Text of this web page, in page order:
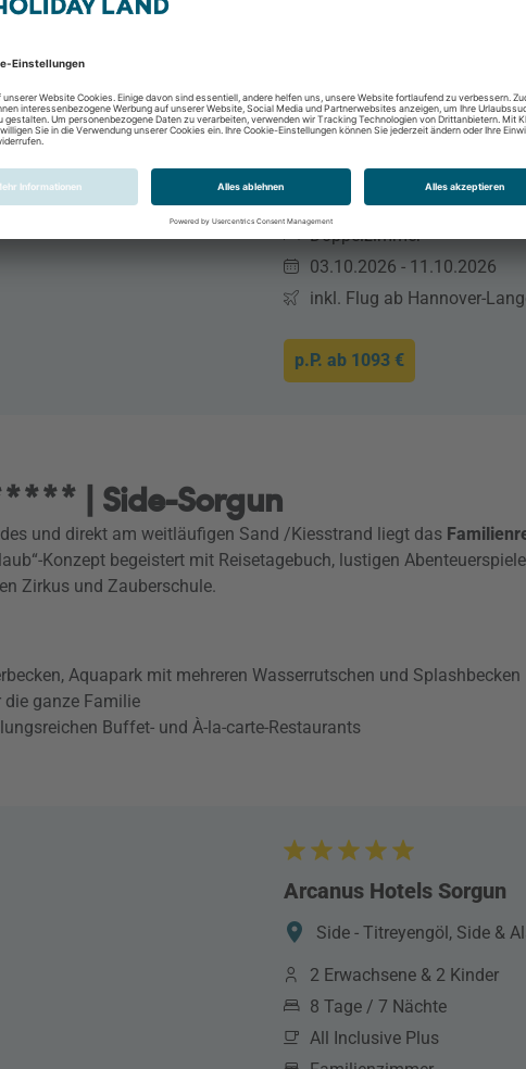
Side, Side & Alanya, Türkei
2 Personen
8 Tage / 7 Nächte
All Inclusive Plus
Doppelzimmer
03.10.2026 - 11.10.2026
inkl. Flug ab Hannover-
p.P. ab 1093 €
| Side-Sorgun
und direkt am weitläufigen Sand /Kiesstrand liegt das
Konzept begeistert mit Reisetagebuch, lustigen
Zirkus und Zauberschule.
Aquapark mit mehreren Wasserrutschen und Splashbecken
ganze Familie
Buffet- und À-la-carte-Restaurants
Arcanus Hotels Sorgun
Side - Titreyengöl, Side &
2 Erwachsene & 2 Kinder
8 Tage / 7 Nächte
All Inclusive Plus